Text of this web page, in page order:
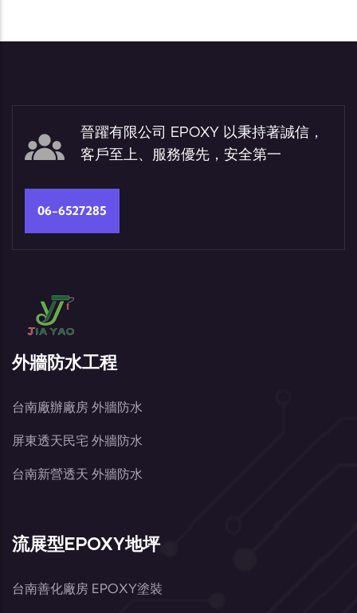
晉躍有限公司 EPOXY 以秉持著誠信，
客戶至上、服務優先，安全第一
06-6527285
外牆防水工程
台南廠辦廠房 外牆防水
屏東透天民宅 外牆防水
台南新營透天 外牆防水
流展型EPOXY地坪
台南善化廠房 EPOXY塗裝